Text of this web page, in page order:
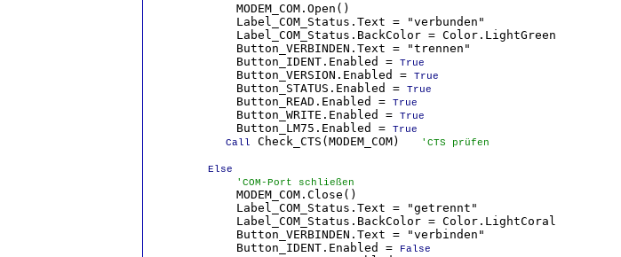
            MODEM_COM.Open()
            Label_COM_Status.Text = "verbunden"
            Label_COM_Status.BackColor = Color.LightGreen
            Button_VERBINDEN.Text = "trennen"
            Button_IDENT.Enabled =
True
            Button_VERSION.Enabled =
True
            Button_STATUS.Enabled =
True
            Button_READ.Enabled =
True
            Button_WRITE.Enabled =
True
            Button_LM75.Enabled =
True
            Call
Check_CTS(MODEM_COM) 'CTS prüfen
Else
'COM-Port schließen
            MODEM_COM.Close()
            Label_COM_Status.Text = "getrennt"
            Label_COM_Status.BackColor = Color.LightCoral
            Button_VERBINDEN.Text = "verbinden"
            Button_IDENT.Enabled =
False